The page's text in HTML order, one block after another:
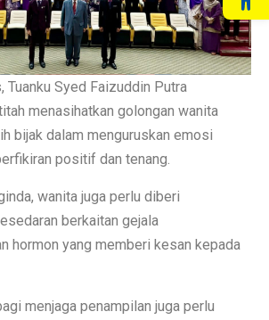
Tuanku Syed Faizuddin Putra
menasihatkan golongan wanita
bijak dalam menguruskan emosi
positif dan tenang.
wanita juga perlu diberi
berkaitan gejala
hormon yang memberi kesan kepada
menjaga penampilan juga perlu